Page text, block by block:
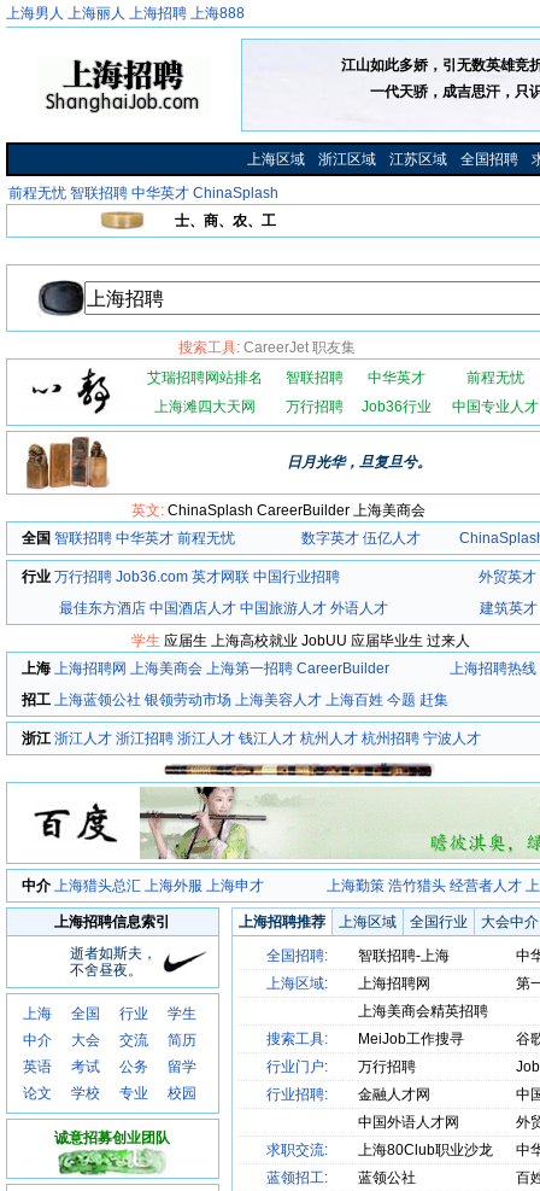
上海男人 上海丽人 上海招聘 上海888
江山如此多娇，引无数英雄竞
一代天骄，成吉思汗，只
上海区域 浙江区域 江苏区域 全国招聘
前程无忧 智联招聘 中华英才 ChinaSplash
士、商、农、工
搜索工具: CareerJet 职友集
艾瑞招聘网站排名
智联招聘 中华英才
前程无忧
上海滩四大天网
万行招聘 Job36行业 中国专业人才
日月光华，旦复旦兮。
英文: ChinaSplash CareerBuilder 上海美商会
全国 智联招聘 中华英才 前程无忧 数字英才 伍亿人才
行业 万行招聘 Job36.com 英才网联 中国行业招聘
外贸英才
最佳东方酒店 中国酒店人才 中国旅游人才 外语人才
建筑英才
学生 应届生 上海高校就业 JobUU 应届毕业生 过来人
上海 上海招聘网 上海美商会 上海第一招聘 CareerBuilder
上海招聘热线
招工 上海蓝领公社 银领劳动市场 上海美容人才 上海百姓 今题 赶集
浙江 浙江人才 浙江招聘 浙江人才 钱江人才 杭州人才 杭州招聘 宁波人才
中介 上海猎头总汇 上海外服 上海申才 上海勤策 浩竹猎头 经营者人才
上海招聘信息索引
逝者如斯夫，
不舍昼夜。
上海 全国 行业
学生
中介
大会 交流
简历
英语
考试 公务
留学
论文
学校 专业 校园
诚意招募创业团队
上海招聘推荐 上海区域 全国行业
大会中介
全国招聘:
智联招聘-上海
中
上海区域:
上海招聘网
第
上海美商会精英招聘
搜索工具:
MeiJob工作搜寻
谷
行业门户:
万行招聘
行业招聘:
金融人才网
中
中国外语人才网
外
求职交流:
上海80Club职业沙龙
中
蓝领招工:
蓝领公社
百